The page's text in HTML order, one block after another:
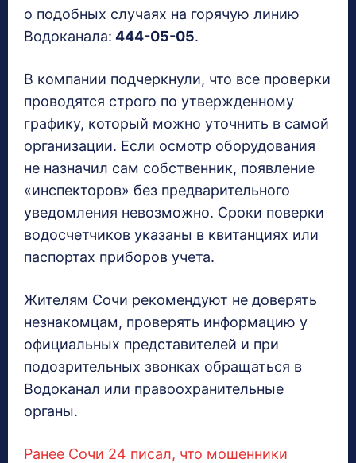
о подобных случаях на горячую линию
Водоканала: 444-05-05.
В компании подчеркнули, что все проверки
проводятся строго по утвержденному
графику, который можно уточнить в самой
организации. Если осмотр оборудования
не назначил сам собственник, появление
«инспекторов» без предварительного
уведомления невозможно. Сроки поверки
водосчетчиков указаны в квитанциях или
паспортах приборов учета.
Жителям Сочи рекомендуют не доверять
незнакомцам, проверять информацию у
официальных представителей и при
подозрительных звонках обращаться в
Водоканал или правоохранительные
органы.
Ранее Сочи 24 писал, что мошенники